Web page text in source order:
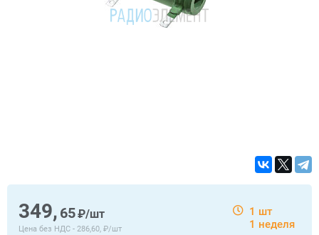
349, 65₽/шт
Цена без НДС - 286,60, ₽/шт
1 шт
1 неделя